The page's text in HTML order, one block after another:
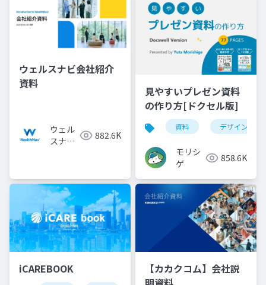
ウェルスナビ会社紹介
資料
ウェル
スナビ
882.6K
見やすいプレゼン資料
の作り方[ドクセル版]
資料 デザイン
モリシ
ゲ
858.6K
iCAREBOOK
【カカクコム】会社説